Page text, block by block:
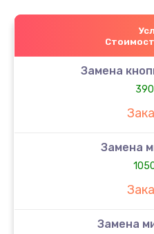
Замена
Замена
Замена